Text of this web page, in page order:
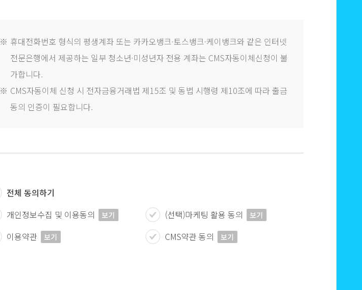
※ 휴대전화번호 형식의 평생계좌 또는 카카오뱅크·토스뱅크·케이뱅크와 같은 인터넷
전문은행에서 제공하는 일부 청소년·미성년자 전용 계좌는 CMS자동이체신청이 불
가합니다.
※ CMS자동이체 신청 시 전자금융거래법 제15조 및 동법 시행령 제10조에 따라 출금
동의 인증이 필요합니다.
전체 동의하기
개인정보수집 및 이용동의
보기 (선택)마케팅 활용 동의 보기
이용약관 보기 CMS약관 동의 보기